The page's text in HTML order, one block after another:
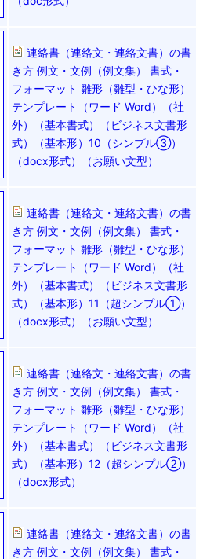
連絡書（連絡文・連絡文書）の書
き方 例文・文例（例文集） 書式・
フォーマット 雛形（雛型・ひな形）
テンプレート（ワード Word）（社
外）（基本書式）（ビジネス文書形
式）（基本形）10（シンプル③）
（docx形式）（お願い文型）
連絡書（連絡文・連絡文書）の書
き方 例文・文例（例文集） 書式・
フォーマット 雛形（雛型・ひな形）
テンプレート（ワード Word）（社
外）（基本書式）（ビジネス文書形
式）（基本形）11（超シンプル①）
（docx形式）（お願い文型）
連絡書（連絡文・連絡文書）の書
き方 例文・文例（例文集） 書式・
フォーマット 雛形（雛型・ひな形）
テンプレート（ワード Word）（社
外）（基本書式）（ビジネス文書形
式）（基本形）12（超シンプル②）
（docx形式）
連絡書（連絡文・連絡文書）の書
き方 例文・文例（例文集） 書式・